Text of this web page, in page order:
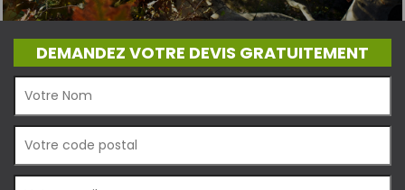
DEMANDEZ VOTRE DEVIS GRATUITEMENT